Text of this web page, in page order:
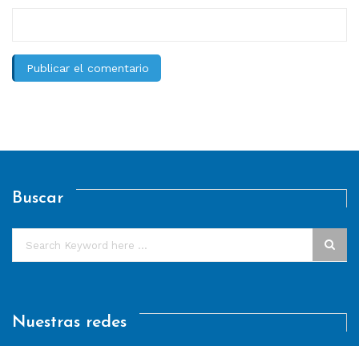
Buscar
Nuestras redes